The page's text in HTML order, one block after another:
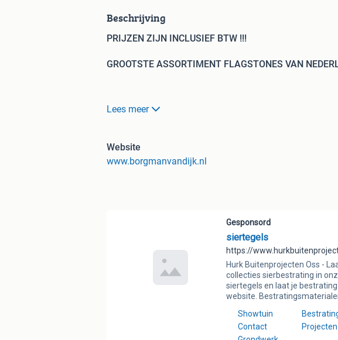
Beschrijving
PRIJZEN ZIJN INCLUSIEF BTW !!!
GROOTSTE ASSORTIMENT FLAGSTONES VAN
WEEK 33 - 34 ZIJN WIJ VANWEGE VAKANTIE
WIJ BEZORGEN DOOR HEEL NEDERLAND !!!
Flagstones zijn gebroken natuursteen terrastegels van
Dat is ook de rede waarom flagstones breukstenen
natuursteen product dat verkrijgbaar is in veel
Flagstones zijn bijzonder mooi en zeer decoratief.
verschillende vormen en structuren. Elk soort heeft zijn
importeren de flagstones rechtstreeks vanaf de beste
daarom de allerscherpste prijs aanbieden. Zoals u
prachtig assortiment wat geselecteerd is op kwaliteit,
onderstaande soorten op voorraad en dus zeer snel
zijn inclusief btw terwijl de prijzen elders vaak exclusief
Lees meer
Website
www.borgmanvandijk.nl